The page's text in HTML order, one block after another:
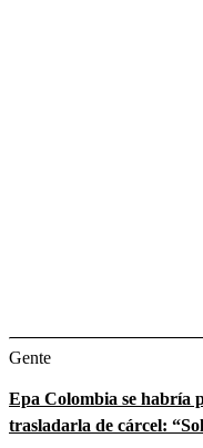
Gente
Epa Colombia se habría
trasladarla de cárcel: